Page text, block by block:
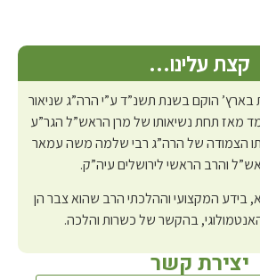
קצת עלינו…
בארץ’ הוקם בשנת תשנ”ד ע”י הרה”ג שניאור
מאז תחת נשיאותו של מרן הראש”ל הגר”ע
הצמודה של הרה”ג רבי שלמה משה עמאר
והרב הראשי לירושלים עיה”ק.
בידע המקצועי וההלכתי הרב שהוא צבר הן
בהקשר של כשרות והלכה.
יצירת קשר